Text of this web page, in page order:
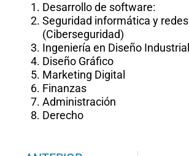
Desarrollo de software:
Seguridad informática y redes
(Ciberseguridad)
Ingeniería en Diseño Industrial
Diseño Gráfico
Marketing Digital
Finanzas
Administración
Derecho